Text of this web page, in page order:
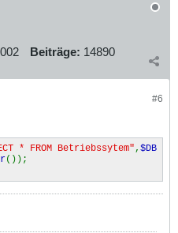
Beiträge: 14890
#6
* FROM Betriebssytem" , $DB
());